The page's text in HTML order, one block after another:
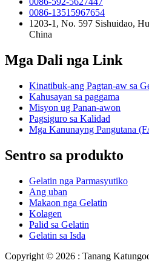
0086-13515967654
1203-1, No. 597 Sishuidao,
China
Mga Dali nga Link
Kinatibuk-ang Pagtan-aw sa
Kahusayan sa paggama
Misyon ug Panan-awon
Pagsiguro sa Kalidad
Mga Kanunayng Pangutana
Sentro sa produkto
Gelatin nga Parmasyutiko
Ang uban
Makaon nga Gelatin
Kolagen
Palid sa Gelatin
Gelatin sa Isda
Copyright © 2026 : Tanang